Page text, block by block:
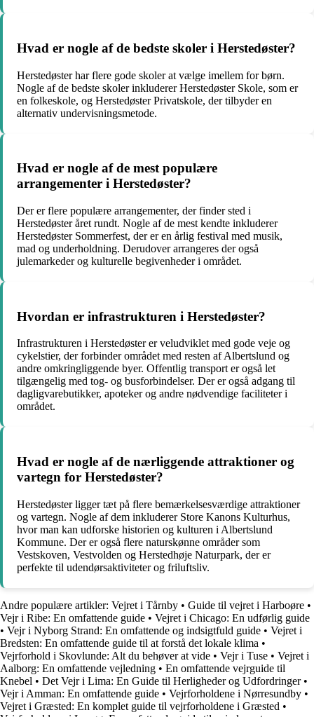
Hvad er nogle af de bedste skoler i Herstedøster?
Herstedøster har flere gode skoler at vælge imellem for børn.
Nogle af de bedste skoler inkluderer Herstedøster Skole, som er
en folkeskole, og Herstedøster Privatskole, der tilbyder en
alternativ undervisningsmetode.
Hvad er nogle af de mest populære
arrangementer i Herstedøster?
Der er flere populære arrangementer, der finder sted i
Herstedøster året rundt. Nogle af de mest kendte inkluderer
Herstedøster Sommerfest, der er en årlig festival med musik,
mad og underholdning. Derudover arrangeres der også
julemarkeder og kulturelle begivenheder i området.
Hvordan er infrastrukturen i Herstedøster?
Infrastrukturen i Herstedøster er veludviklet med gode veje og
cykelstier, der forbinder området med resten af Albertslund og
andre omkringliggende byer. Offentlig transport er også let
tilgængelig med tog- og busforbindelser. Der er også adgang til
dagligvarebutikker, apoteker og andre nødvendige faciliteter i
området.
Hvad er nogle af de nærliggende attraktioner og
vartegn for Herstedøster?
Herstedøster ligger tæt på flere bemærkelsesværdige attraktioner
og vartegn. Nogle af dem inkluderer Store Kanons Kulturhus,
hvor man kan udforske historien og kulturen i Albertslund
Kommune. Der er også flere naturskønne områder som
Vestskoven, Vestvolden og Herstedhøje Naturpark, der er
perfekte til udendørsaktiviteter og friluftsliv.
Andre populære artikler: Vejret i Tårnby • Guide til vejret i Harboøre •
Vejr i Ribe: En omfattende guide • Vejret i Chicago: En udførlig guide
• Vejr i Nyborg Strand: En omfattende og indsigtfuld guide • Vejret i
Bredsten: En omfattende guide til at forstå det lokale klima •
Vejrforhold i Skovlunde: Alt du behøver at vide • Vejr i Tuse • Vejret i
Aalborg: En omfattende vejledning • En omfattende vejrguide til
Knebel • Det Vejr i Lima: En Guide til Herligheder og Udfordringer•
Vejr i Amman: En omfattende guide • Vejrforholdene i Nørresundby •
Vejret i Græsted: En komplet guide til vejrforholdene i Græsted •